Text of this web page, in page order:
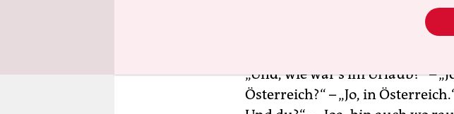
„Und, wie war’s im Urlaub?“ –
Österreich?“ – „Jo, in